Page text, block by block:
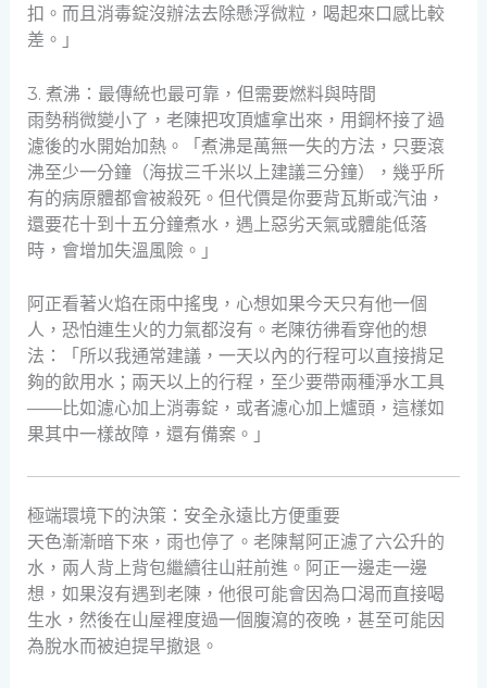
扣。而且消毒錠沒辦法去除懸浮微粒，喝起來口感比較
差。」
3. 煮沸：最傳統也最可靠，但需要燃料與時間
雨勢稍微變小了，老陳把攻頂爐拿出來，用鋼杯接了過
濾後的水開始加熱。「煮沸是萬無一失的方法，只要滾
沸至少一分鐘（海拔三千米以上建議三分鐘），幾乎所
有的病原體都會被殺死。但代價是你要背瓦斯或汽油，
還要花十到十五分鐘煮水，遇上惡劣天氣或體能低落
時，會增加失溫風險。」
阿正看著火焰在雨中搖曳，心想如果今天只有他一個
人，恐怕連生火的力氣都沒有。老陳彷彿看穿他的想
法：「所以我通常建議，一天以內的行程可以直接揹足
夠的飲用水；兩天以上的行程，至少要帶兩種淨水工具
——比如濾心加上消毒錠，或者濾心加上爐頭，這樣如
果其中一樣故障，還有備案。」
極端環境下的決策：安全永遠比方便重要
天色漸漸暗下來，雨也停了。老陳幫阿正濾了六公升的
水，兩人背上背包繼續往山莊前進。阿正一邊走一邊
想，如果沒有遇到老陳，他很可能會因為口渴而直接喝
生水，然後在山屋裡度過一個腹瀉的夜晚，甚至可能因
為脫水而被迫提早撤退。